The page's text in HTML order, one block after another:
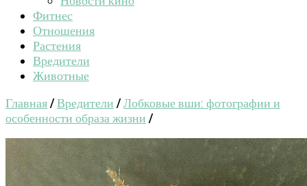
Фитнес
Отношения
Растения
Вредители
Животные
Главная/Вредители /Лобковые вши: фотографии и
особенности образа жизни /